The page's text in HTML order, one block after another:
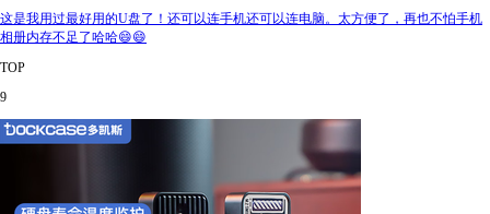
这是我用过最好用的U盘了！还可以连手机还可以连电脑。太方便了，再也不怕手机
相册内存不足了哈哈😄😄
TOP
9